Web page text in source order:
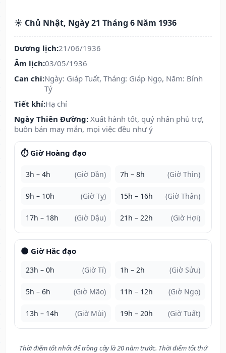
☀️ Chủ Nhật, Ngày 21 Tháng 6 Năm 1936
Dương lịch:21/06/1936
Âm lịch:03/05/1936
Can chi:Ngày: Giáp Tuất, Tháng: Giáp Ngọ, Năm: Bính
Tý
Tiết khí:Hạ chí
Ngày Thiên Đường: Xuất hành tốt, quý nhân phù trợ,
buôn bán may mắn, mọi việc đều như ý
⏱️ Giờ Hoàng đạo
3h – 4h (Giờ Dần) 7h – 8h (Giờ Thìn)
9h – 10h (Giờ Tỵ) 15h – 16h (Giờ Thân)
17h – 18h (Giờ Dậu) 21h – 22h (Giờ Hợi)
🌑 Giờ Hắc đạo
23h – 0h (Giờ Tí) 1h – 2h (Giờ Sửu)
5h – 6h (Giờ Mão) 11h – 12h (Giờ Ngọ)
13h – 14h (Giờ Mùi) 19h – 20h (Giờ Tuất)
Thời điểm tốt nhất để trồng cây là 20 năm trước. Thời điểm tốt thứ